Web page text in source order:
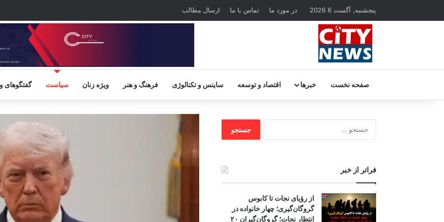
پنجشنبه, آگست 6 2026 در مورد ما تماس با ما ارسال مطالب
صفحه نخست خبرها اقتصاد و توسعه ساینس و تکنالوژی فرهنگ و هنر ویژه زنان سیاست گفتگوهای
برای:
فراتر از خبر
از رؤیای نجات تا کابوس
گروگان‌گیری؛ چهار خانواده در
انتظار نجات؛ گروگان‌گیران ۲۰